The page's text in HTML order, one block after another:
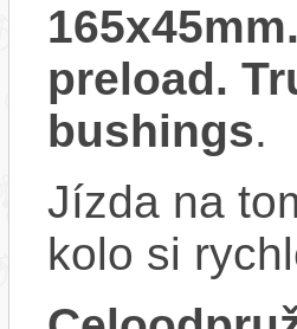
preload.
bushings.
Jízda na
kolo si